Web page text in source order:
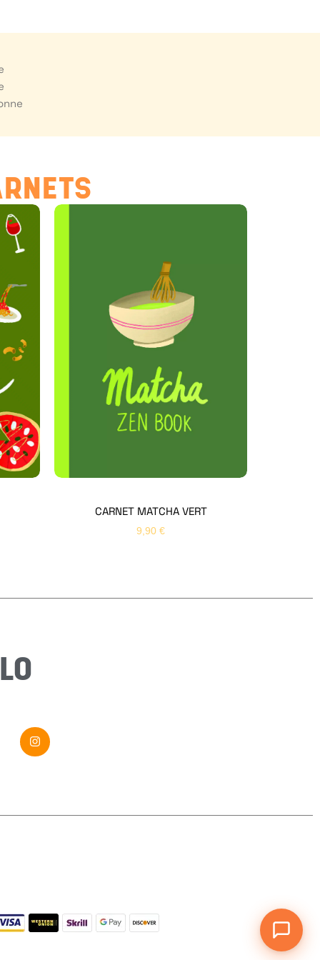
CARNET MATCHA VERT
9,90 €
Hello Editions
Nous revenons vers vous rapidement
Bonjour 👋
Nom* Prénom*